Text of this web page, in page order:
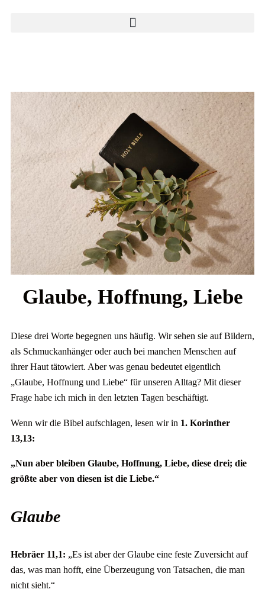
Glaube, Hoffnung, Liebe
Diese drei Worte begegnen uns häufig. Wir sehen sie auf Bildern,
als Schmuckanhänger oder auch bei manchen Menschen auf
ihrer Haut tätowiert. Aber was genau bedeutet eigentlich
„Glaube, Hoffnung und Liebe“ für unseren Alltag? Mit dieser
Frage habe ich mich in den letzten Tagen beschäftigt.
Wenn wir die Bibel aufschlagen, lesen wir in 1. Korinther
13,13:
„Nun aber bleiben Glaube, Hoffnung, Liebe, diese drei; die
größte aber von diesen ist die Liebe.“
Glaube
Hebräer 11,1: „Es ist aber der Glaube eine feste Zuversicht auf
das, was man hofft, eine Überzeugung von Tatsachen, die man
nicht sieht.“